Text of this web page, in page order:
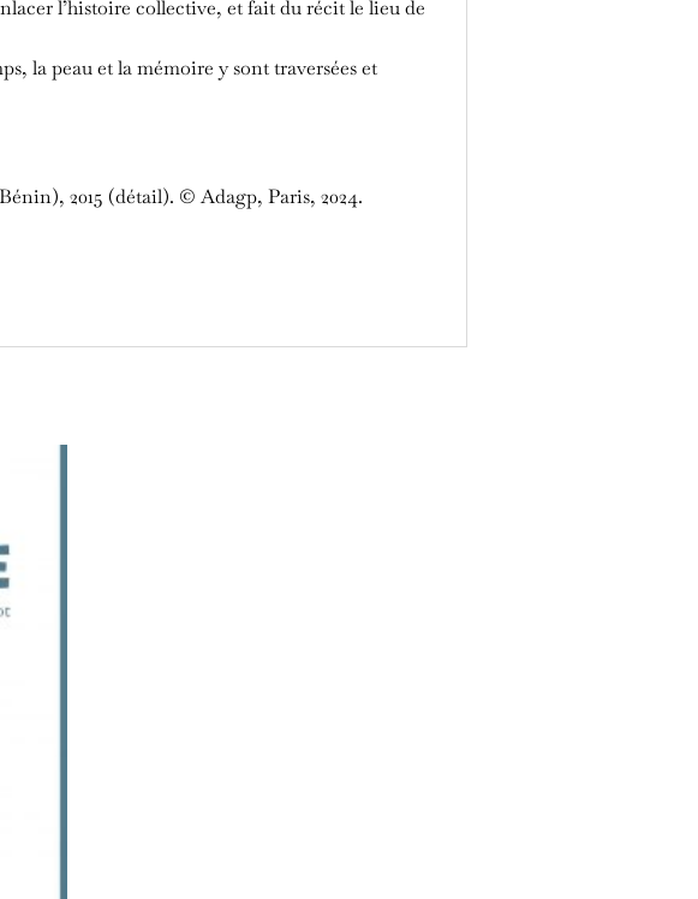
l’histoire collective, et fait du récit le lieu de
la peau et la mémoire y sont traversées et
2015 (détail). © Adagp, Paris, 2024.